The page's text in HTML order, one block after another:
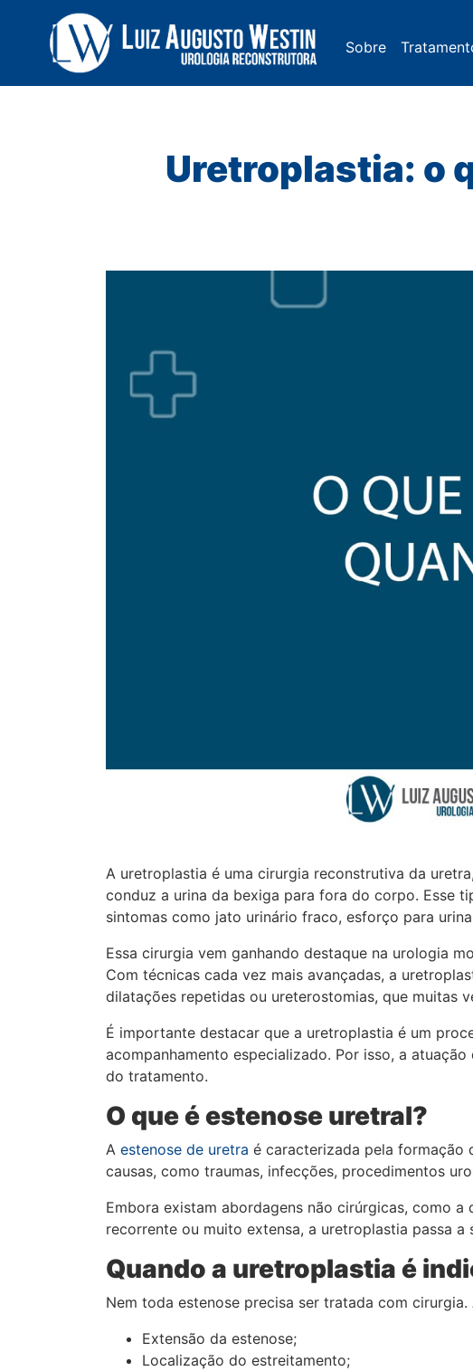
Navegação Principal Sobre
Uretroplastia: o
A uretroplastia é uma cirurgia reconstrutiva da
conduz a urina da bexiga para fora do corpo. Esse
sintomas como jato urinário fraco, esforço para
Essa cirurgia vem ganhando destaque na urologia
Com técnicas cada vez mais avançadas, a
dilatações repetidas ou ureterostomias, que muitas
É importante destacar que a uretroplastia é um
acompanhamento especializado. Por isso, a
do tratamento.
O que é estenose uretral?
A estenose de uretra é caracterizada pela formação
causas, como traumas, infecções, procedimentos
Embora existam abordagens não cirúrgicas, como
recorrente ou muito extensa, a uretroplastia passa
Quando a uretroplastia é
Nem toda estenose precisa ser tratada com
Extensão da estenose;
Localização do estreitamento;